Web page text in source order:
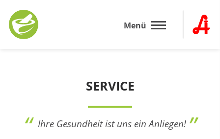
Inhalt
springen
Menü
SERVICE
Ihre Gesundheit ist uns ein Anliegen!